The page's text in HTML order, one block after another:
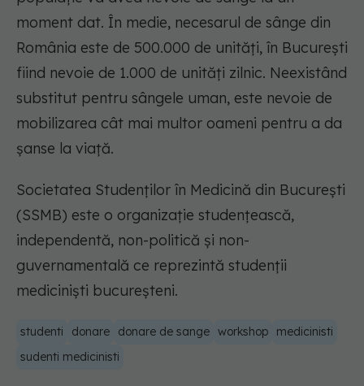
moment dat. În medie, necesarul de sânge din
România este de 500.000 de unităţi, în Bucureşti
fiind nevoie de 1.000 de unităţi zilnic. Neexistând
substitut pentru sângele uman, este nevoie de
mobilizarea cât mai multor oameni pentru a da
şanse la viaţă.
Societatea Studenților în Medicină din București
(SSMB) este o organizație studențească,
independentă, non-politică și non-
guvernamentală ce reprezintă studenții
mediciniști bucureșteni.
studenti donare donare de sange workshop
medicinisti
sudenti medicinisti